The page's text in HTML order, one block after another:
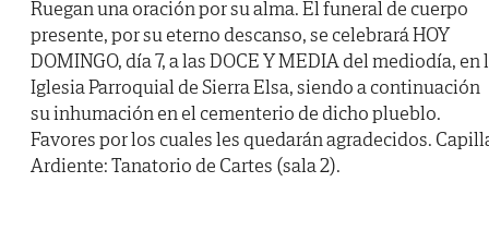
Ruegan una oración por su alma. El funeral de cuerpo
presente, por su eterno descanso, se celebrará HOY
DOMINGO, día 7, a las DOCE Y MEDIA del mediodía, en
Iglesia Parroquial de Sierra Elsa, siendo a continuación
su inhumación en el cementerio de dicho plueblo.
Favores por los cuales les quedarán agradecidos.
Ardiente: Tanatorio de Cartes (sala 2).